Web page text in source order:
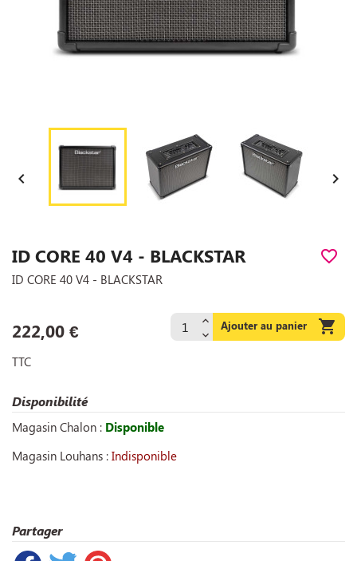
 
ID CORE 40 V4 - BLACKSTAR favorite_border
ID CORE 40 V4 - BLACKSTAR
222,00 € Ajouter au panier 
TTC
Disponibilité
Magasin Chalon : Disponible
Magasin Louhans : Indisponible
Partager